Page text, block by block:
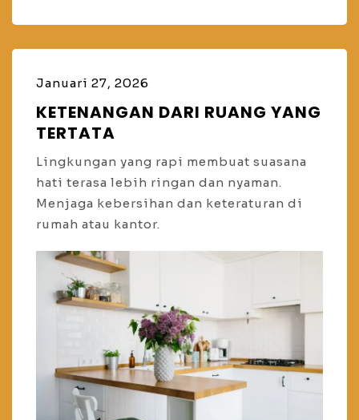
Januari 27, 2026
KETENANGAN DARI RUANG YANG
TERTATA
Lingkungan yang rapi membuat suasana
hati terasa lebih ringan dan nyaman.
Menjaga kebersihan dan keteraturan di
rumah atau kantor.